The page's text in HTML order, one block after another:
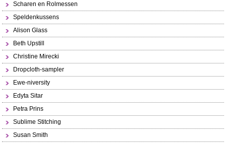
Scharen en Rolmessen
Speldenkussens
Alison Glass
Beth Upstill
Christine Mirecki
Dropcloth-sampler
Ewe-niversity
Edyta Sitar
Petra Prins
Sublime Stitching
Susan Smith